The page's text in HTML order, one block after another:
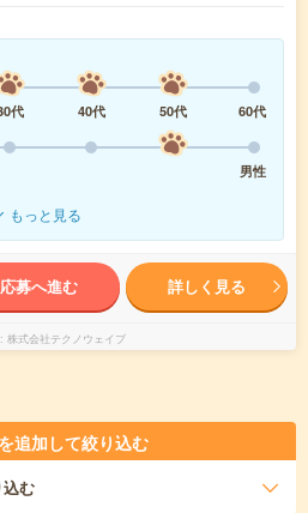
代 40代 50代
60代
男性
もっと見る
応募へ進む 詳しく見る
株式会社テクノウェイブ
追加して絞り込む
む